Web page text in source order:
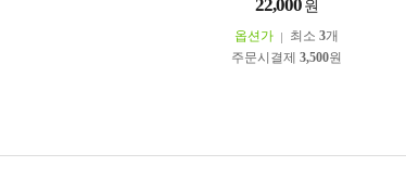
22,000 원
옵션가 최소 3개
주문시결제 3,500원